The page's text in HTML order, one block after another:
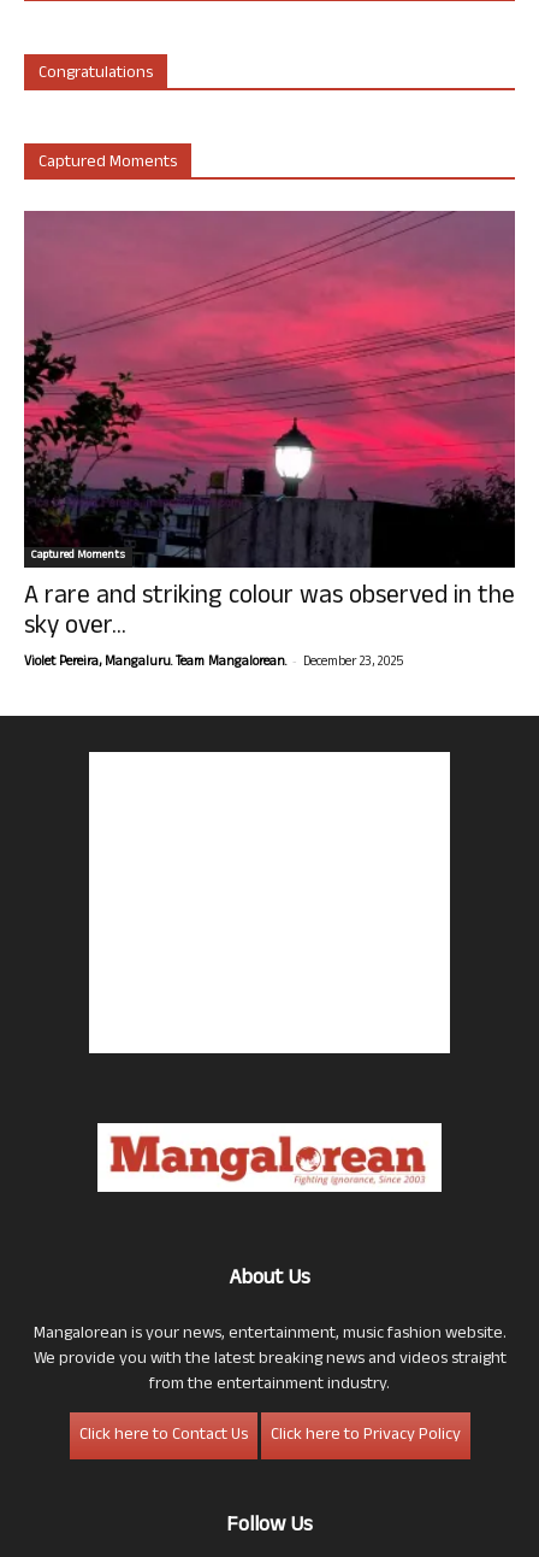
Congratulations
Captured Moments
Captured Moments
A rare and striking colour was observed in the
sky over...
Violet Pereira, Mangaluru. Team Mangalorean. - December 23, 2025
About Us
Mangalorean is your news, entertainment, music fashion website.
We provide you with the latest breaking news and videos straight
from the entertainment industry.
Click here to Contact Us
Click here to Privacy Policy
Follow Us